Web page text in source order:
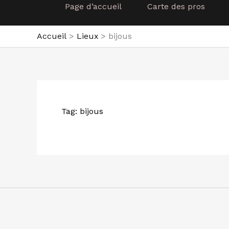
Page d’accueil Carte des pros
Accueil Lieux bijous
Tag: bijous